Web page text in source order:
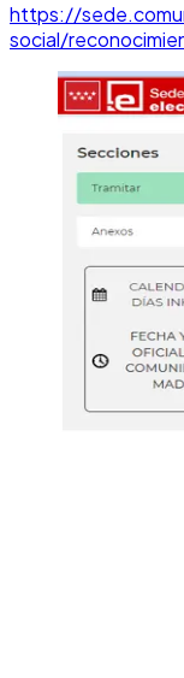
https://
social/